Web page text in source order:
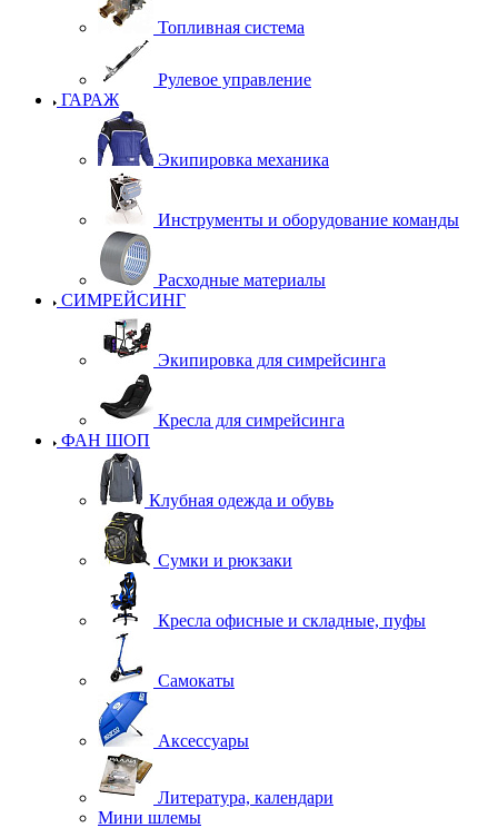
Топливная система
Рулевое управление
ГАРАЖ
Экипировка механика
Инструменты и оборудование команды
Расходные материалы
СИМРЕЙСИНГ
Экипировка для симрейсинга
Кресла для симрейсинга
ФАН ШОП
Клубная одежда и обувь
Сумки и рюкзаки
Кресла офисные и складные, пуфы
Самокаты
Аксессуары
Литература, календари
Мини шлемы